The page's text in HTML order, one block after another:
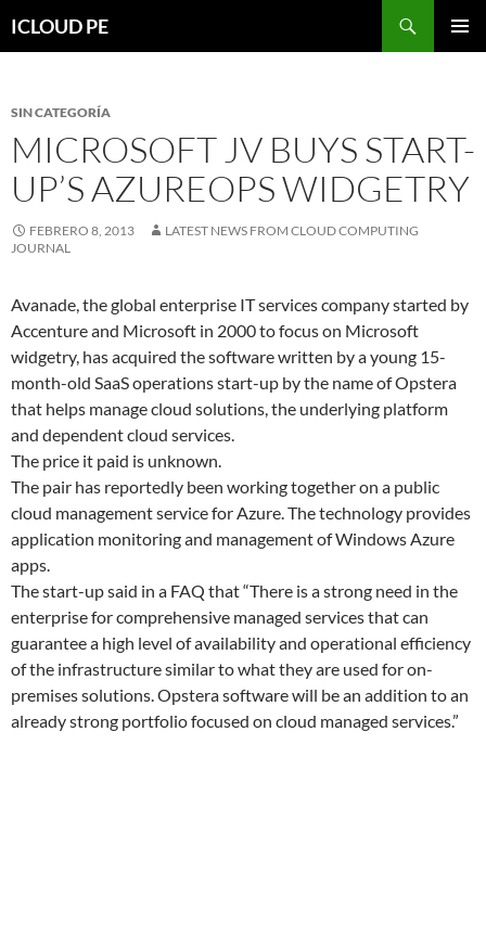
hacia
ICLOUD PE
SIN CATEGORÍA
MICROSOFT JV BUYS START-
UP’S AZUREOPS WIDGETRY
FEBRERO 8, 2013
LATEST NEWS FROM CLOUD COMPUTING
JOURNAL
Avanade, the global enterprise IT services company started by
Accenture and Microsoft in 2000 to focus on Microsoft
widgetry, has acquired the software written by a young 15-
month-old SaaS operations start-up by the name of Opstera
that helps manage cloud solutions, the underlying platform
and dependent cloud services.
The price it paid is unknown.
The pair has reportedly been working together on a public
cloud management service for Azure. The technology provides
application monitoring and management of Windows Azure
apps.
The start-up said in a FAQ that “There is a strong need in the
enterprise for comprehensive managed services that can
guarantee a high level of availability and operational efficiency
of the infrastructure similar to what they are used for on-
premises solutions. Opstera software will be an addition to an
already strong portfolio focused on cloud managed services.”